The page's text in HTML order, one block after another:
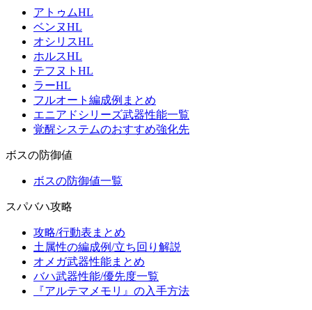
アトゥムHL
ベンヌHL
オシリスHL
ホルスHL
テフヌトHL
ラーHL
フルオート編成例まとめ
エニアドシリーズ武器性能一覧
覚醒システムのおすすめ強化先
ボスの防御値
ボスの防御値一覧
スパバハ攻略
攻略/行動表まとめ
土属性の編成例/立ち回り解説
オメガ武器性能まとめ
バハ武器性能/優先度一覧
『アルテマメモリ』の入手方法